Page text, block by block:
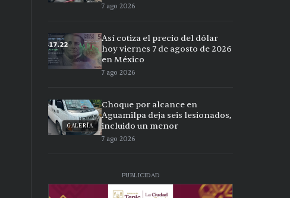
7 ago 2026
Así cotiza el precio del dólar
hoy viernes 7 de agosto de 2026
en México
7 ago 2026
GALERÍA
Choque por alcance en
Aguamilpa deja seis lesionados,
incluido un menor
7 ago 2026
PUBLICIDAD